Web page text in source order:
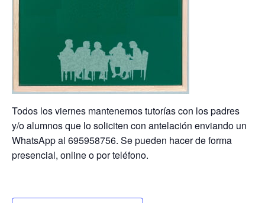
Todos los viernes mantenemos tutorías con los padres
y/o alumnos que lo soliciten con antelación enviando un
WhatsApp al 695958756. Se pueden hacer de forma
presencial, online o por teléfono.